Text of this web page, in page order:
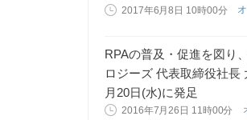
2017年6月8日 10時00分
RPAの普及・促進を図り
ロジーズ 代表取締役社
月20日(水)に発足
2016年7月26日 11時00分